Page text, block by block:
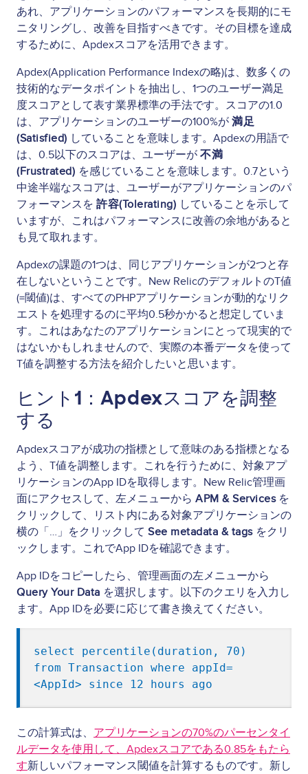
あれ、アプリケーションのパフォーマンスを長期的にモ
ニタリングし、改善を目指すべきです。その目標を達成
するために、Apdexスコアを活用できます。
Apdex(Application Performance Indexの略)は、数多くの
技術的なデータポイントを抽出し、1つのユーザー満足
度スコアとして表す業界標準の手法です。スコアの1.0
は、アプリケーションのユーザーの100%が 満足
(Satisfied) していることを意味します。Apdexの用語で
は、0.5以下のスコアは、ユーザーが 不満
(Frustrated) を感じていることを意味します。0.7という
中途半端なスコアは、ユーザーがアプリケーションのパ
フォーマンスを 許容(Tolerating) していることを示して
いますが、これはパフォーマンスに改善の余地があると
も見て取れます。
Apdexの課題の1つは、同じアプリケーションが2つと存
在しないということです。New RelicのデフォルトのT値
(=閾値)は、すべてのPHPアプリケーションが動的なリク
エストを処理するのに平均0.5秒かかると想定していま
す。これはあなたのアプリケーションにとって現実的で
はないかもしれませんので、実際の本番データを使って
T値を調整する方法を紹介したいと思います。
ヒント1： Apdexスコアを調整
する
Apdexスコアが成功の指標として意味のある指標となる
よう、T値を調整します。これを行うために、対象アプ
リケーションのApp IDを取得します。New Relic管理画
面にアクセスして、左メニューから APM & Servicesを
クリックして、リスト内にある対象アプリケーションの
横の「…」をクリックして See metadata & tagsをクリ
ックします。これでApp IDを確認できます。
App IDをコピーしたら、管理画面の左メニューから
Query Your Data を選択します。以下のクエリを入力し
ます。App IDを必要に応じて書き換えてください。
select percentile(duration, 70)
from Transaction where appId=
この計算式は、 アプリケーションの70%のパーセンタイ
ルデータを使用して、Apdexスコアである0.85をもたら
す新しいパフォーマンス閾値を計算するものです。新し